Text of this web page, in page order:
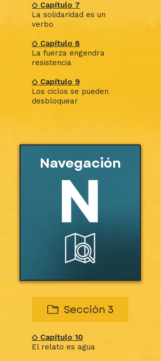
◇ Capítulo 7
La solidaridad es un
verbo
◇ Capítulo 8
La fuerza engendra
resistencia
◇ Capítulo 9
Los ciclos se pueden
desbloquear
Navegación
Sección 3
◇ Capítulo 10
El relato es agua